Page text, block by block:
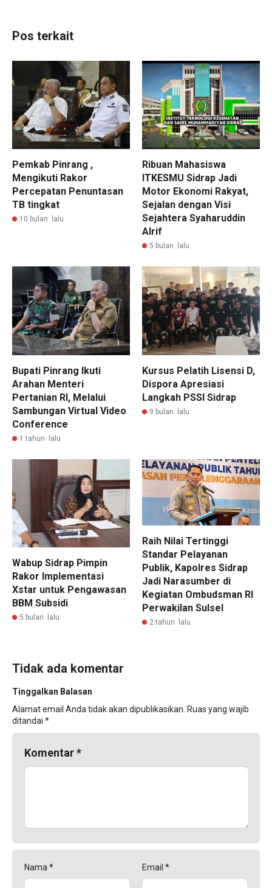
Pos terkait
Pemkab Pinrang ,
Mengikuti Rakor
Percepatan Penuntasan
TB tingkat
10 bulan lalu
Ribuan Mahasiswa
ITKESMU Sidrap Jadi
Motor Ekonomi Rakyat,
Sejalan dengan Visi
Sejahtera Syaharuddin
Alrif
5 bulan lalu
Bupati Pinrang Ikuti
Arahan Menteri
Pertanian RI, Melalui
Sambungan Virtual Video
Conference
1 tahun lalu
Kursus Pelatih Lisensi D,
Dispora Apresiasi
Langkah PSSI Sidrap
9 bulan lalu
Wabup Sidrap Pimpin
Rakor Implementasi
Xstar untuk Pengawasan
BBM Subsidi
5 bulan lalu
Raih Nilai Tertinggi
Standar Pelayanan
Publik, Kapolres Sidrap
Jadi Narasumber di
Kegiatan Ombudsman RI
Perwakilan Sulsel
2 tahun lalu
Tidak ada komentar
Tinggalkan Balasan
Alamat email Anda tidak akan dipublikasikan. Ruas yang wajib
ditandai *
Komentar*
Nama* Email *